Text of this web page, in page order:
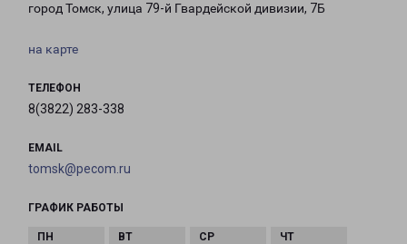
город Томск, улица 79-й Гвардейской дивизии, 7Б
на карте
ТЕЛЕФОН
8(3822) 283-338
EMAIL
tomsk@pecom.ru
ГРАФИК РАБОТЫ